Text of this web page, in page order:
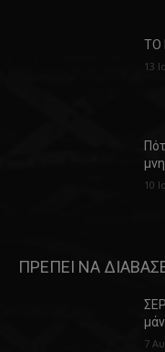
ΤΟ
13
10
ΠΡΕΠΕΙ ΝΑ
7